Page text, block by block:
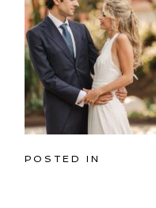
POSTED IN